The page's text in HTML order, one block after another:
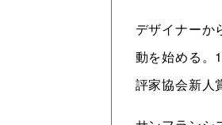
デザイナーか
動を始める。
評家協会新人